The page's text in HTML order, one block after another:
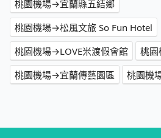
桃園機場→宜蘭縣五結鄉
桃園機場→松風文旅 So Fun Hotel
桃園機場→LOVE米渡假會館
桃
桃園機場→宜蘭傳藝園區
桃園機